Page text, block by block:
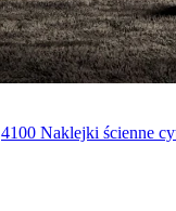
4100 Naklejki ścienne